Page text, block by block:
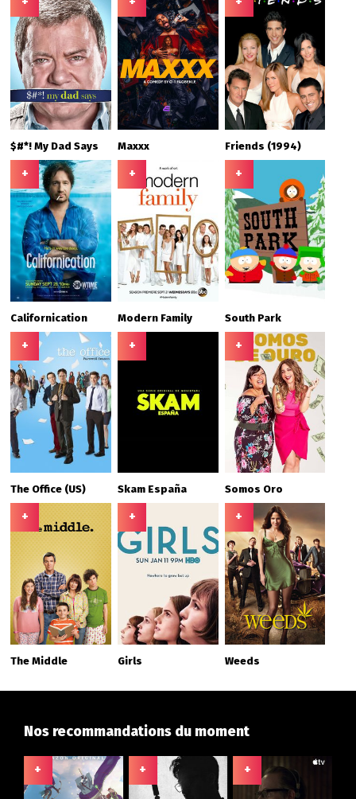
$#*! My Dad Says Maxxx Friends (1994)
+
Californication
+
Modern Family
+
South Park
+
The Office (US)
+
Skam España
+
Somos Oro
+
The Middle
+
Girls
+
Weeds
Nos recommandations du moment
+ + +